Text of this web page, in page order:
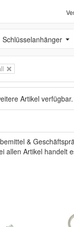
Schlüsselanhänger
Artikel verfügbar.
&
allen Artikel handelt